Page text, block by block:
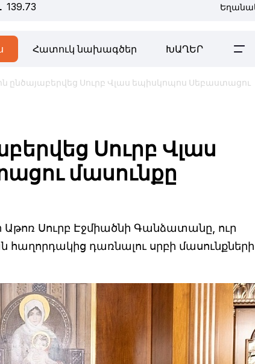
139.73
Հատուկ նախագծեր ԽԱՂԵՐ
ընծայաբերվեց Սուրբ Վլաս եպիսկոպոս Սեբաստացու
Սուրբ Վլաս
մասունքը
Սուրբ Էջմիածնի Գանձատանը, ուր
հաղորդակից դառնալու սրբի